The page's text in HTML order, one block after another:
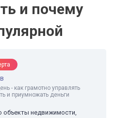
и почему
- как грамотно управлять
и приумножать деньги
объекты недвижимости,